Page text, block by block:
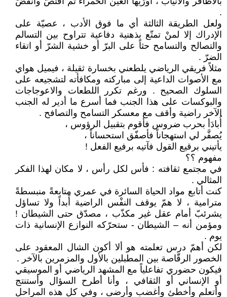
.
ولعل الطريقة الثالثة أي ما فوق الأدب ، عصيّة على
الإدراك إلا لمنْ تمتّع بذهنية دفاعية تتراوح بين التسالم
والتصالح والتسامح حثاً على البرّ أو خشية الشرّ أو اتقاء
الضرّ .
مثلاً فريقي الرياضي يلطعني بخسارة ثقيلة ، فيميل هواي
مع الأصوات الداعية إلى مباركته ومكافأته لتشجيعه على
السلوك الصحيح . ورغم تكرر اللطعات والاعوجاجات
والبوكسات على هذا الجنب فما أسرع ما أدير له الجنب
الآخر راضية وأقف مع معسكر التسامح والتصافح .
أُبادَأ بحرب ضروس فأقوم بتقبيل الرؤوس ،
يُصفَّر لي استهجاناً فأصفّق استحساناً ،
يأتيني برقيع القول فآتيه برفيع الفعل !
مفهوم ؟؟
في مجتمع ثقافته : فأس لكل رأس ، لا مكان لهذا الفكر
المثالي .
كنت أتابع مواد الحياة السائرة في عمري متابعةً منبسطةً
مترامية ، لا همّ يوقف النفْس الراضية أًبداً ولا تساؤل
يشرئبّ أمام عقل غير مكذّب ، مصدّق حتى الشيطان !
ومؤمن أنه – الشيطان - ستحرّكه النوازع الإنسانية ذات
يوم .
لكن أهمّ درس تعلمته هو ألا أكون الشال المعقود على
الخصور الرقّاصة بين المطبلين بالأول والمزمرين بالآخر .
فيكون حضوري تفاعلياً مع المشهد الرياضي أو الموسيقي
أو الإنساني أو الثقافي ، وأنا أطرح السؤال وأستنتج
وأتعلم وأخطئ وأغضب وأرضى ، وفي كل هذه المراحل